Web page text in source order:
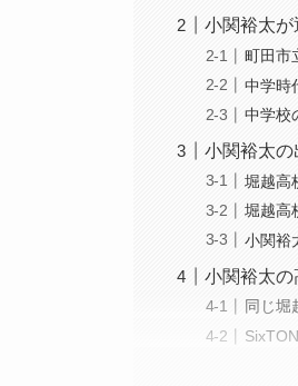
小関裕太
町田市
中学時
中学校
小関裕太
堀越高
堀越高
小関裕
小関裕太
同じ堀